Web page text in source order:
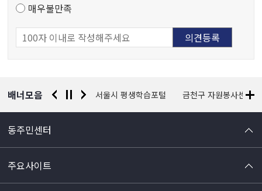
매우불만족
배너모음
찰청 유실물 통합포털 서울시 평생학습포털 금천구 자원봉사센터
동주민센터
주요사이트